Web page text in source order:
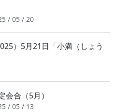
/ 05 / 20
）5月21日「小満（しょう
合（5月）
/ 05 / 13